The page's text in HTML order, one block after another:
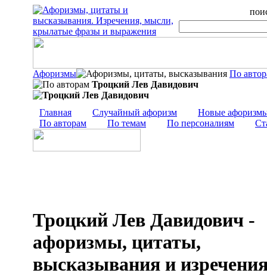
Афоризмы
По
Троцкий Лев Давидович
Главная Случайный афоризм
Новые
По авторам
По темам По персоналиям
Троцкий Лев Давидович -
афоризмы, цитаты,
высказывания и